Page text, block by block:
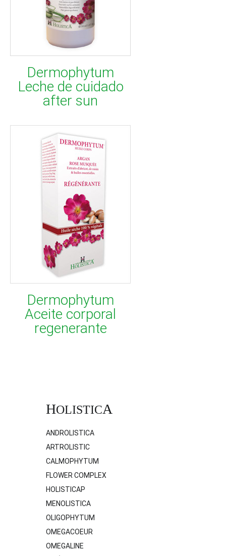
Dermophytum
Leche de cuidado
after sun
Dermophytum
Aceite corporal
regenerante
HOLISTICA
ANDROLISTICA
ARTROLISTIC
CALMOPHYTUM
FLOWER COMPLEX
HOLISTICAP
MENOLISTICA
OLIGOPHYTUM
OMEGACOEUR
OMEGALINE